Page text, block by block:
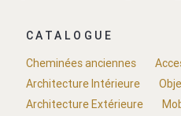
CATALOGUE
Cheminées anciennes
Architecture Intérieure
Architecture Extérieure